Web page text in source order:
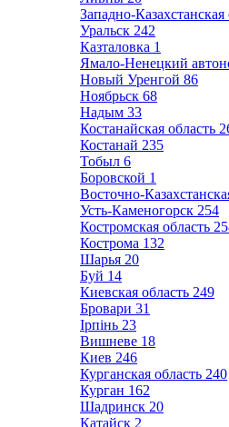
Западно-Казахстанская
Уральск 242
Казталовка 1
Ямало-Ненецкий
Новый Уренгой 86
Ноябрьск 68
Надым 33
Костанайская область
Костанай 235
Тобыл 6
Боровской 1
Восточно-
Усть-Каменогорск 254
Костромская область
Кострома 132
Шарья 20
Буй 14
Киевская область 249
Бровари 31
Ірпінь 23
Вишневе 18
Киев 246
Курганская область 240
Курган 162
Шадринск 20
Катайск 2